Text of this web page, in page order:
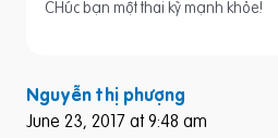
CHúc bạn một thai kỳ mạnh khỏe!
Nguyễn thị phượng
June 23, 2017 at 9:48 am